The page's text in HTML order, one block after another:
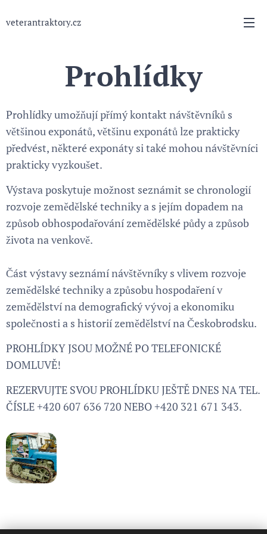
veterantraktory.cz
Prohlídky
Prohlídky umožňují přímý kontakt návštěvníků s
většinou exponátů, většinu exponátů lze prakticky
předvést, některé exponáty si také mohou návštěvníci
prakticky vyzkoušet.
Výstava poskytuje možnost seznámit se chronologií
rozvoje zemědělské techniky a s jejím dopadem na
způsob obhospodařování zemědělské půdy a způsob
života na venkově.
Část výstavy seznámí návštěvníky s vlivem rozvoje
zemědělské techniky a způsobu hospodaření v
zemědělství na demografický vývoj a ekonomiku
společnosti a s historií zemědělství na Českobrodsku.
PROHLÍDKY JSOU MOŽNÉ PO TELEFONICKÉ
DOMLUVĚ!
REZERVUJTE SVOU PROHLÍDKU JEŠTĚ DNES NA TEL.
ČÍSLE +420 607 636 720 NEBO +420 321 671 343.